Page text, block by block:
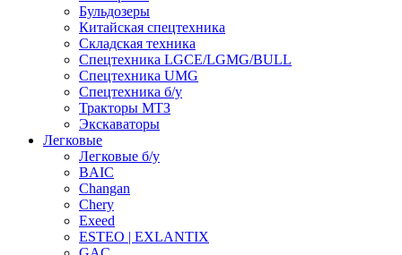
Бульдозеры
Китайская спецтехника
Складская техника
Спецтехника LGCE/LGMG/BULL
Спецтехника UMG
Спецтехника б/у
Тракторы МТЗ
Экскаваторы
Легковые
Легковые б/у
BAIC
Changan
Chery
Exeed
ESTEO | EXLANTIX